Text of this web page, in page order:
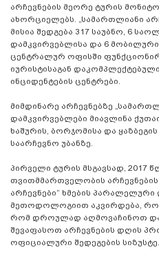
არჩევნების მეორე ტურის
ახორციელებს. „სამართლიანი
მისია შედგება 317 საუბნო, 6
დამკვირვებლისა და 6 მობილური
ცენტრალურ ოფისში
იურისტისაგან
ინციდენტების ცენტრები.
მიმდინარე არჩევნებზე
დამკვირვებლები მიავლინა
ხაშურის, ბორჯომისა და
საარჩევნო უბანზე.
პირველი ტურის მსგავსად, 2017
თვითმმართველობის
არჩევნები“ ხმების პარალელური
მეთოდოლოგიით აკვირდება,
რომ დროულად აღმოვაჩინოთ
შევაფასოთ არჩევნების დღის
ოფიციალური შედეგების სიზუსტე.